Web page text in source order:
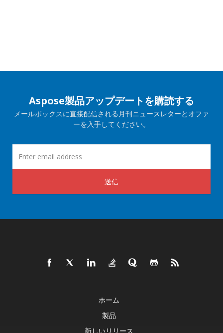
Aspose製品アップデートを購読する
メールボックスに直接配信される月刊ニュースレターとオファ
ーを入手してください。
送信
ホーム
製品
新しいリリース